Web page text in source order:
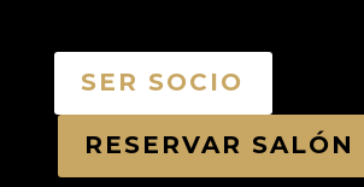
SER SOCIO
RESERVAR SALÓN